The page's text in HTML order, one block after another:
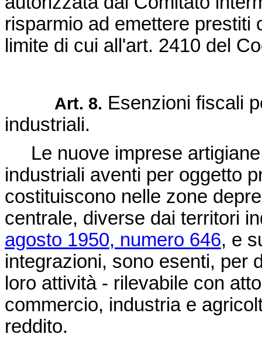
risparmio ad emettere prestiti
limite di cui all'art. 2410 del
Art. 8. Esenzioni fiscali
industriali.
Le nuove imprese artigiane
industriali aventi per oggetto
costituiscono nelle zone
centrale, diverse dai territori
agosto 1950, numero 646, e
integrazioni, sono esenti, per
loro attività - rilevabile con
commercio, industria e
reddito.